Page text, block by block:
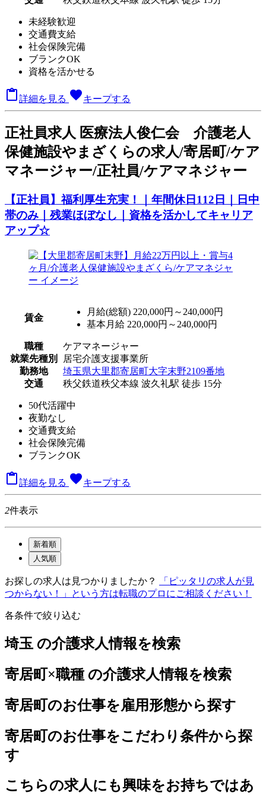
未経験歓迎
交通費支給
社会保険完備
ブランクOK
資格を活かせる
 詳細を見る favoriteキープする
正社員求人 医療法人俊仁会 介護老人
保健施設やまざくらの求人/寄居町/ケア
マネージャー/正社員/ケアマネジャー
【正社員】福利厚生充実！｜年間休日112日｜日中
帯のみ｜残業ほぼなし｜資格を活かしてキャリア
アップ☆
賃金
月給(総額) 220,000円～240,000円
基本月給 220,000円～240,000円
職種
ケアマネージャー
就業先種別
居宅介護支援事業所
勤務地
埼玉県大里郡寄居町大字末野2109番地
交通
秩父鉄道秩父本線 波久礼駅 徒歩 15分
50代活躍中
夜勤なし
交通費支給
社会保険完備
ブランクOK
詳細を見る favoriteキープする
2件表示
新着順
人気順
お探しの求人は見つかりましたか？
「ピッタリの求人が見
つからない！」という方は転職のプロにご相談ください！
各条件で絞り込む
埼玉 の介護求人情報を検索
寄居町×職種 の介護求人情報を検索
寄居町のお仕事を雇用形態から探す
寄居町のお仕事をこだわり条件から探
す
こちらの求人にも興味をお持ちではあ